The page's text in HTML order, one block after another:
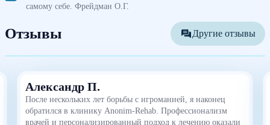
самому себе. Фрейдман О.Г.
Отзывы Другие отзывы
Александр П.
После нескольких лет борьбы с игроманией, я наконец
обратился в клинику Anonim-Rehab. Профессионализм
врачей и персонализированный подход к лечению оказали